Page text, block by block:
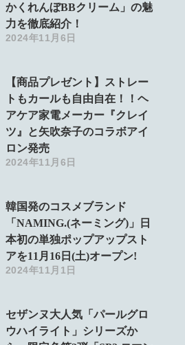
かくれんぼBBクリーム」の魅
力を徹底紹介！
2024年11月6日
【商品プレゼント】ストレー
トもカールも自由自在！！ヘ
アケア家電メーカー『クレイ
ツ』と矢吹奈子のコラボアイ
ロン発売
2024年11月6日
韓国発のコスメブランド
「NAMING.(ネーミング)」日
本初の単独ポップアップスト
アを11月16日(土)オープン!
2024年11月1日
セザンヌ大人気「パールグロ
ウハイライト」シリーズか